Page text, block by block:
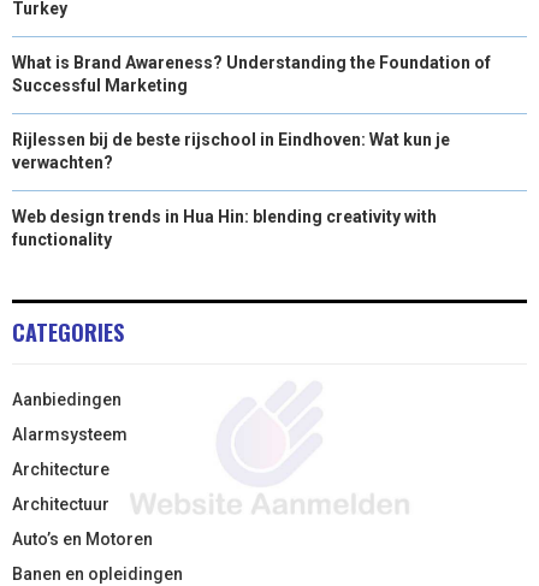
Turkey
What is Brand Awareness? Understanding the Foundation of
Successful Marketing
Rijlessen bij de beste rijschool in Eindhoven: Wat kun je
verwachten?
Web design trends in Hua Hin: blending creativity with
functionality
CATEGORIES
Aanbiedingen
Alarmsysteem
Architecture
Architectuur
Auto’s en Motoren
Banen en opleidingen